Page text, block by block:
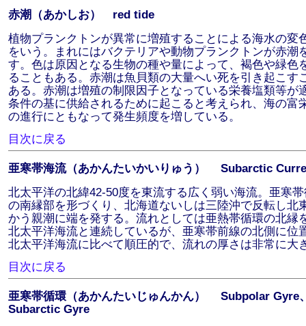
赤潮（あかしお） red tide
植物プランクトンが異常に増殖することによる海水の変
をいう。まれにはバクテリアや動物プランクトンが赤潮
す。色は原因となる生物の種や量によって、褐色や緑色
ることもある。赤潮は魚貝類の大量へい死を引き起こす
ある。赤潮は増殖の制限因子となっている栄養塩類等が
条件の基に供給されるために起こると考えられ、海の富
の進行にともなって発生頻度を増している。
目次に戻る
亜寒帯海流（あかんたいかいりゅう） Subarctic
北太平洋の北緯42-50度を東流する広く弱い海流。亜寒
の南縁部を形づくり、北海道ないしは三陸沖で反転し北
かう親潮に端を発する。流れとしては亜熱帯循環の北縁
北太平洋海流と連続しているが、亜寒帯前線の北側に位
北太平洋海流に比べて順圧的で、流れの厚さは非常に大
目次に戻る
亜寒帯循環（あかんたいじゅんかん） Subpolar Gyre
Subarctic Gyre